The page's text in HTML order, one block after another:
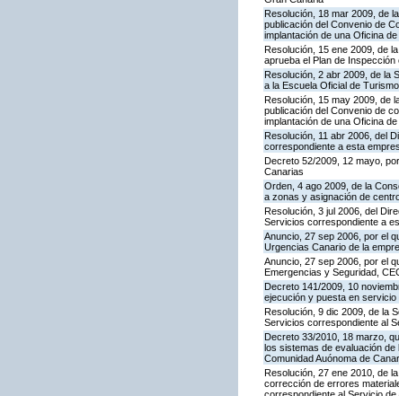
Resolución, 18 mar 2009, de
publicación del Convenio de
implantación de una Oficina
Resolución, 15 ene 2009, de
aprueba el Plan de
Resolución, 2 abr 2009, de la
a la Escuela Oficial de
Resolución, 15 may 2009, de
publicación del Convenio de
implantación de una Oficina
Resolución, 11 abr 2006, del
correspondiente a esta
Decreto 52/2009, 12 mayo,
Canarias
Orden, 4 ago 2009, de la
a zonas y asignación de
Resolución, 3 jul 2006, del
Servicios correspondiente a
Anuncio, 27 sep 2006, por el
Urgencias Canario de la
Anuncio, 27 sep 2006, por el
Emergencias y Seguridad,
Decreto 141/2009, 10
ejecución y puesta en
Resolución, 9 dic 2009, de la
Servicios correspondiente al
Decreto 33/2010, 18 marzo,
los sistemas de evaluación
Comunidad Auónoma de
Resolución, 27 ene 2010, de
corrección de errores